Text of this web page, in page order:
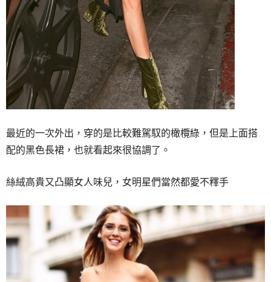
最近的一次外出，穿的是比較難駕馭的橄欖綠，但是上面搭
配的黑色長裙，也就看起來很協調了。
絲絨高貴又凸顯女人味兒，女明星們當然都愛不釋手